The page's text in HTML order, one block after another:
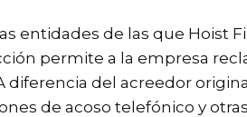
entidades de las que Hoist
permite a la empresa
diferencia del acreedor
de acoso telefónico y